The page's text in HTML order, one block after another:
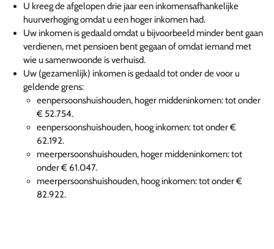
U kreeg de afgelopen drie jaar een inkomensafhankelijke
huurverhoging omdat u een hoger inkomen had.
Uw inkomen is gedaald omdat u bijvoorbeeld minder bent gaan
verdienen, met pensioen bent gegaan of omdat iemand met
wie u samenwoonde is verhuisd.
Uw (gezamenlijk) inkomen is gedaald tot onder de voor u
geldende grens:
eenpersoonshuishouden, hoger middeninkomen: tot onder
€ 52.754.
eenpersoonshuishouden, hoog inkomen: tot onder €
62.192.
meerpersoonshuishouden, hoger middeninkomen: tot
onder € 61.047.
meerpersoonshuishouden, hoog inkomen: tot onder €
82.922.